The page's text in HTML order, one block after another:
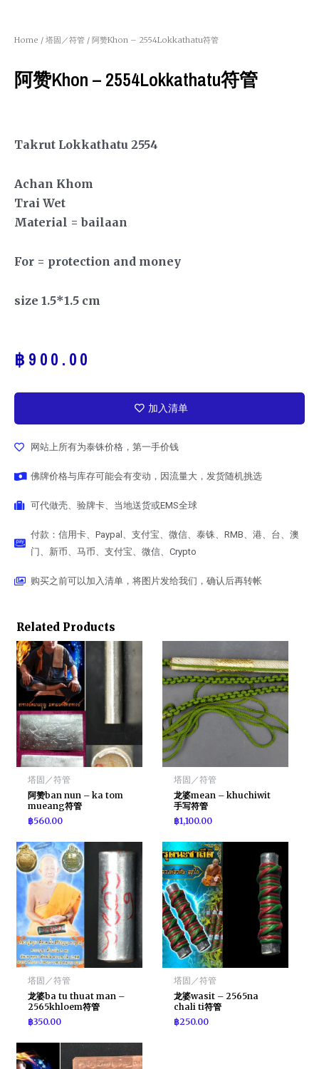
Home / 塔固／符管 / 阿赞Khon – 2554Lokkathatu符管
阿赞Khon – 2554Lokkathatu符管
Takrut Lokkathatu 2554
Achan Khom
Trai Wet
Material = bailaan
For = protection and money
size 1.5*1.5 cm
฿ 900.00
加入清单
网站上所有为泰铢价格，第一手价钱
佛牌价格与库存可能会有变动，因流量大，发货随机挑选
可代做壳、验牌卡、当地送货或EMS全球
付款：信用卡、Paypal、支付宝、微信、泰铢、RMB、港、台、澳
门、新币、马币、支付宝、微信、Crypto
购买之前可以加入清单，将图片发给我们，确认后再转帐
Related Products
塔固／符管
阿赞ban nun – ka tom
mueang符管
฿560.00
塔固／符管
龙婆mean – khuchiwit
手写符管
฿1,100.00
塔固／符管
龙婆ba tu thuat man –
2565khloem符管
฿350.00
塔固／符管
龙婆wasit – 2565na
chali ti符管
฿250.00